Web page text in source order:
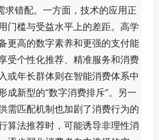
求错配。一方面，技术的应用正
门槛与受益水平上的差距。高学
更高的数字素养和更强的支付能
受个性化推荐、精准服务和消费
或年长群体则在智能消费体系中
成新型的“数字消费排斥”。另一
需匹配机制也加剧了消费行为的
算法推荐时，可能诱导非理性消